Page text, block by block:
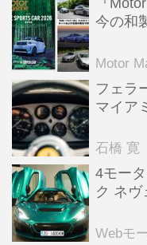
『
今の和
Motor
フェラ
マイア
石橋 寛
4モー
ク ネヴ
全版／
Webモ